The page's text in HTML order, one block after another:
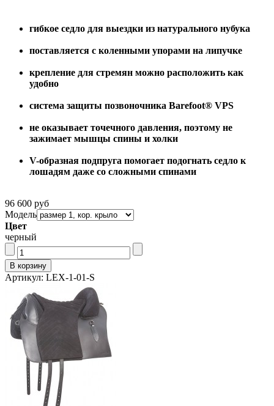
гибкое седло для выездки из натурального нубука
поставляется с коленными упорами на липучке
крепление для стремян можно расположить как
удобно
система защиты позвоночника Barefoot® VPS
не оказывает точечного давления, поэтому не
зажимает мышцы спины и холки
V-образная подпруга помогает подогнать седло к
лошадям даже со сложными спинами
96 600 руб
Модель
Цвет
черный
Артикул: LEX-1-01-S